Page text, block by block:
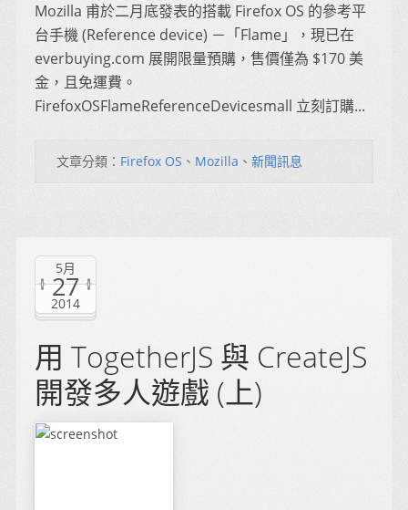
Mozilla 甫於二月底發表的搭載 Firefox OS 的參考平
台手機 (Reference device) －「Flame」，現已在
everbuying.com 展開限量預購，售價僅為 $170 美
金，且免運費。
FirefoxOSFlameReferenceDevicesmall 立刻訂購...
文章分類： Firefox OS 、 Mozilla 、 新聞訊息
5月
27
2014
用 TogetherJS 與 CreateJS
開發多人遊戲 (上)